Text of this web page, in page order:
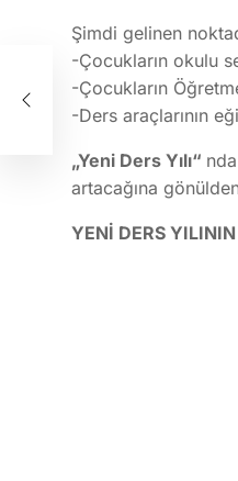
Şimdi gelinen
-Çocukların okulu
-Çocukların
-Ders araçlarının
„Yeni Ders Yılı“
artacağına
YENİ DERS